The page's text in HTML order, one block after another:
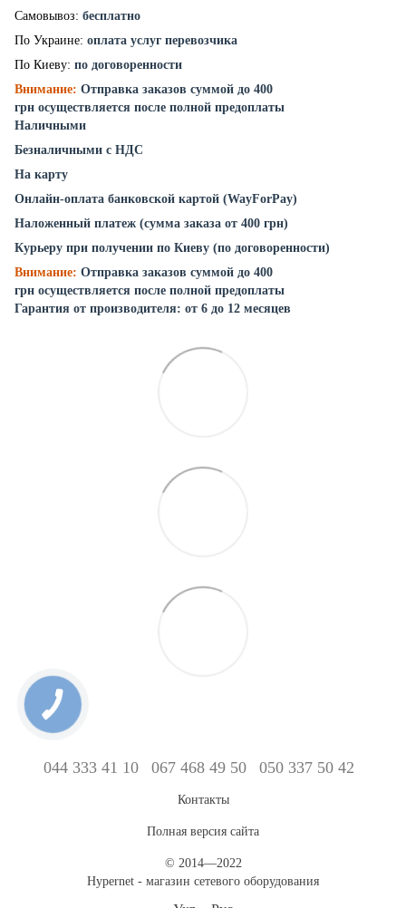
Самовывоз: бесплатно
По Украине: оплата услуг перевозчика
По Киеву: по договоренности
Внимание: Отправка заказов суммой до 400
грн осуществляется после полной предоплаты
Наличными
Безналичными с НДС
На карту
Онлайн-оплата банковской картой (WayForPay)
Наложенный платеж (сумма заказа от 400 грн)
Курьеру при получении по Киеву (по договоренности)
Внимание: Отправка заказов суммой до 400
грн осуществляется после полной предоплаты
Гарантия от производителя: от 6 до 12 месяцев
044 333 41 10 067 468 49 50 050 337 50 42
Контакты
Полная версия сайта
© 2014—2022
Hypernet - магазин сетевого оборудования